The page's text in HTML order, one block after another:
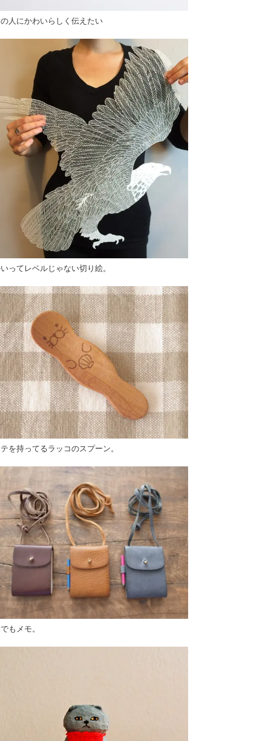
人にかわいらしく伝えたい
ってレベルじゃない切り絵。
を持ってるラッコのスプーン。
もメモ。